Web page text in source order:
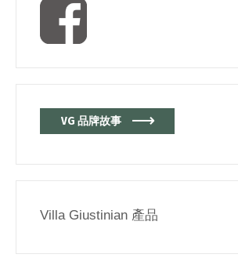
VG 品牌故事
Villa Giustinian 產品